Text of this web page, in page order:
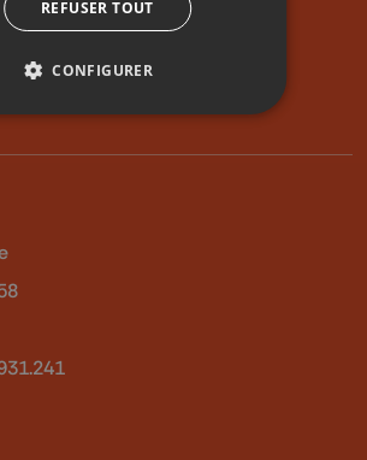
et la diversité
REFUSER TOUT
CONFIGURER